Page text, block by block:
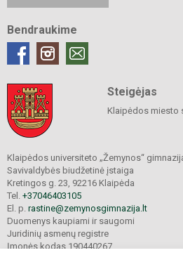
Bendraukime
Steigėjas
Klaipėdos miesto
Klaipėdos universiteto „Žemynos“
Savivaldybės biudžetinė įstaiga
Kretingos g. 23, 92216 Klaipėda
Tel. +37046403105
El. p. rastine@zemynosgimnazija.lt
Duomenys kaupiami ir saugomi
Juridinių asmenų registre
Įmonės kodas 190440267